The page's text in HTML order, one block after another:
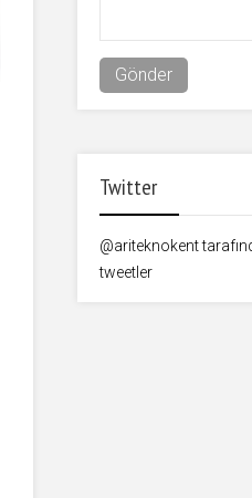
Twitter
@ariteknokent
tweetler